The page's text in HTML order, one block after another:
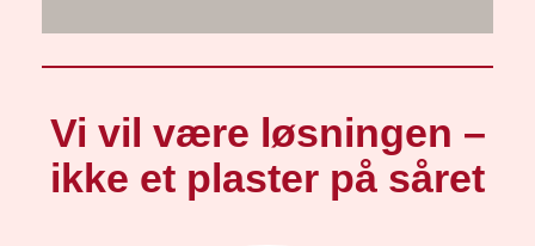
Vi vil være løsningen –
ikke et plaster på såret